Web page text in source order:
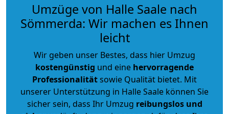
Umzüge von Halle Saale nach
Sömmerda: Wir machen es Ihnen
leicht
Wir geben unser Bestes, dass hier Umzug
kostengünstig und eine hervorragende
Professionalitätsowie Qualität bietet. Mit
unserer Unterstützung in Halle Saale können Sie
sicher sein, dass Ihr Umzug reibungslos und